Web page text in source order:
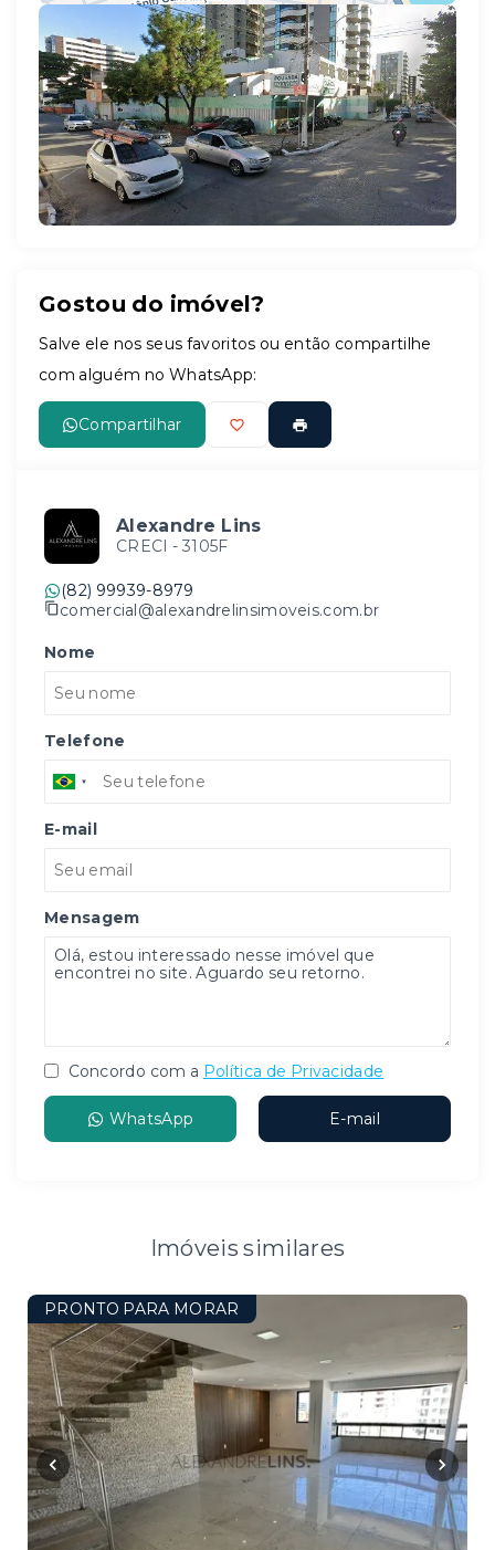
Leaflet
Gostou do imóvel?
Salve ele nos seus favoritos ou então compartilhe
com alguém no WhatsApp:
Compartilhar
Alexandre Lins
CRECI - 3105F
(82) 99939-8979
comercial@alexandrelinsimoveis.com.br
Nome
Telefone
E-mail
Mensagem
Concordo com a Política de Privacidade
WhatsApp E-mail
Imóveis similares
PRONTO PARA MORAR